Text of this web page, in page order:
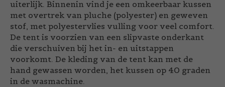
uiterlijk. Binnenin vind je een omkeerbaar kussen
met overtrek van pluche (polyester) en geweven
stof, met polyestervlies vulling voor veel comfort.
De tent is voorzien van een slipvaste onderkant
die verschuiven bij het in- en uitstappen
voorkomt. De kleding van de tent kan met de
hand gewassen worden, het kussen op 40 graden
in de wasmachine.